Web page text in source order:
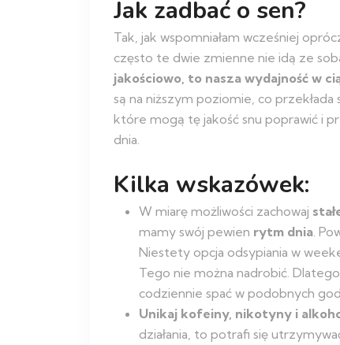
Jak zadbać o sen?
Tak, jak wspomniałam wcześniej
często te dwie zmienne nie idą ze
jakościowo, to nasza wydajność w
są na niższym poziomie, co przekłada
które mogą tę jakość snu poprawić i
dnia.
Kilka wskazówek:
W miarę możliwości zachowaj
mamy swój pewien rytm dnia .
Niestety opcja odsypiania w
Tego nie można nadrobić.
codziennie spać w podobnych
Unikaj kofeiny, nikotyny i
działania, to potrafi się